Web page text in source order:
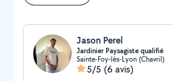
Jason Perel
Jardinier Paysagiste qualifié
Sainte-Foy-lès-Lyon (Chavril)
5/5 (6 avis)